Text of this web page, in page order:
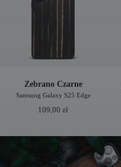
Zebrano Czarne
Samsung Galaxy S25 Edge
109,00zł